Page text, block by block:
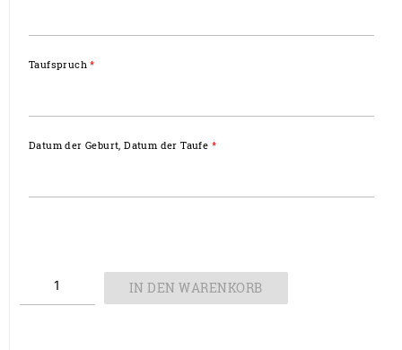
Taufspruch *
Datum der Geburt, Datum der Taufe *
Patenbrief
personalisiert
IN DEN WARENKORB